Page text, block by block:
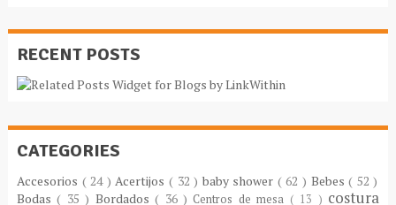
RECENT POSTS
CATEGORIES
Accesorios ( 24 )Acertijos ( 32 ) baby shower ( 62 ) Bebes( 52 )
Bodas( 35 ) Bordados( 36 ) Centros de mesa ( 13 ) costura